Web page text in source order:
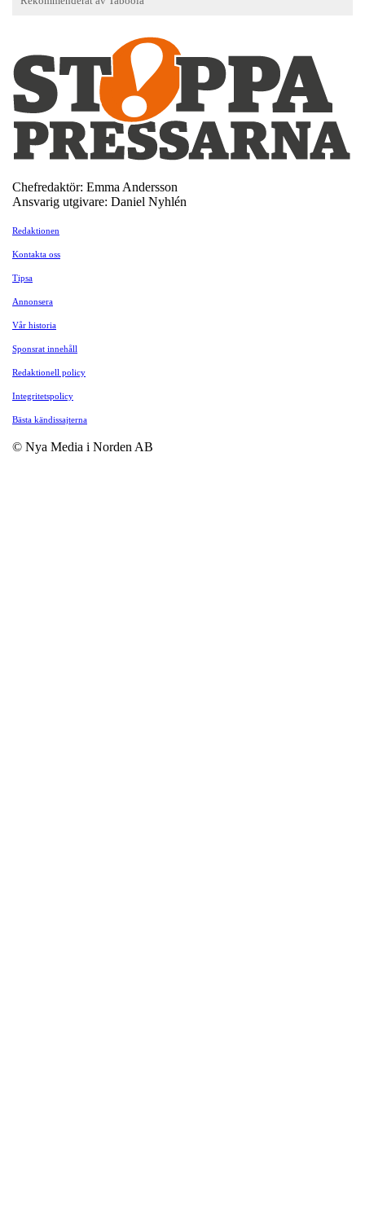
Chefredaktör: Emma Andersson
Ansvarig utgivare: Daniel Nyhlén
Redaktionen
Kontakta oss
Tipsa
Annonsera
Vår historia
Sponsrat innehåll
Redaktionell policy
Integritetspolicy
Bästa kändissajterna
© Nya Media i Norden AB